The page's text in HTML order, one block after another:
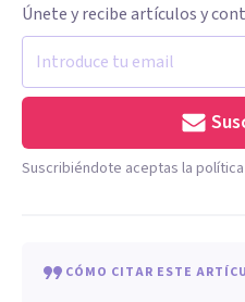
Únete y recibe artículos y
Suscribiéndote aceptas la
CÓMO CITAR ESTE